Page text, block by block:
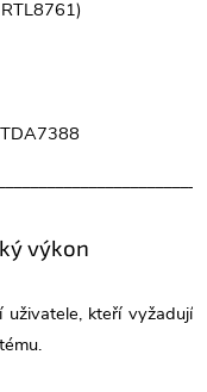
výkon
uživatele, kteří vyžadují